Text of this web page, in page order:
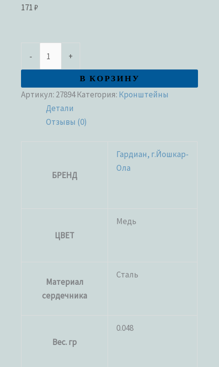
171₽
- +
В КОРЗИНУ
Артикул: 27894Категория: Кронштейны
Детали
Отзывы (0)
БРЕНД
Гардиан, г.Йошкар-
Ола
ЦВЕТ
Медь
Материал
сердечника
Сталь
Вес. гр
0.048